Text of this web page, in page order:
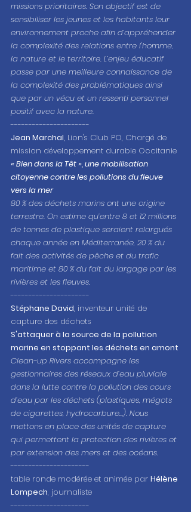
missions prioritaires. Son objectif est de
sensibiliser les jeunes et les habitants leur
environnement proche afin d’appréhender
la complexité des relations entre l'homme,
la nature et le territoire. L’enjeu éducatif
passe par une meilleure connaissance de
la complexité des problématiques ainsi
que par un vécu et un ressenti personnel
positif avec la nature.
----------------------
Jean Marchal, Lion's Club PO, Chargé de
mission développement durable Occitanie
« Bien dans la Têt », une mobilisation
citoyenne contre les pollutions du fleuve
vers la mer
80 % des déchets marins ont une origine
terrestre. On estime qu’entre 8 et 12 millions
de tonnes de plastique seraient relargués
chaque année en Méditerranée, 20 % du
fait des activités de pêche et du trafic
maritime et 80 % du fait du largage par les
rivières et les fleuves.
----------------------
Stéphane David, inventeur unité de
capture des déchets
S'attaquer à la source de la pollution
marine en stoppant les déchets en amont
Clean-up Rivers accompagne les
gestionnaires des réseaux d’eau pluviale
dans la lutte contre la pollution des cours
d’eau par les déchets (plastiques, mégots
de cigarettes, hydrocarbure…). Nous
mettons en place des unités de capture
qui permettent la protection des rivières et
par extension des mers et des océans.
----------------------
table ronde modérée et animée par Hélène
Lompech, journaliste
----------------------